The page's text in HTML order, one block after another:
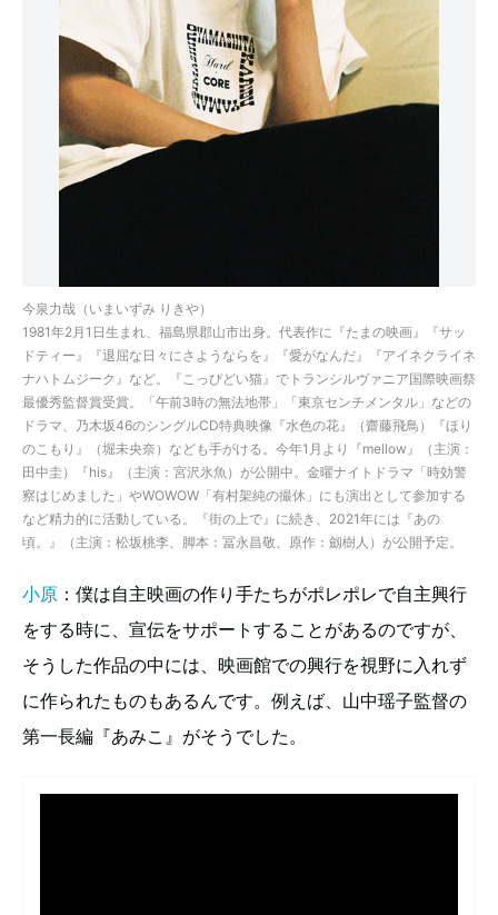
今泉力哉（いまいずみ りきや）
1981年2月1日生まれ、福島県郡山市出身。代表作に『たまの映画』『サッ
ドティー』『退屈な日々にさようならを』『愛がなんだ』『アイネクライネ
ナハトムジーク』など。『こっぴどい猫』でトランシルヴァニア国際映画祭
最優秀監督賞受賞。「午前3時の無法地帯」「東京センチメンタル」などの
ドラマ、乃木坂46のシングルCD特典映像『水色の花』（齋藤飛鳥）『ほり
のこもり』（堀未央奈）なども手がける。今年1月より『mellow』（主演：
田中圭）『his』（主演：宮沢氷魚）が公開中。金曜ナイトドラマ「時効警
察はじめました」やWOWOW「有村架純の撮休」にも演出として参加する
など精力的に活動している。『街の上で』に続き、2021年には『あの
頃。』（主演：松坂桃李、脚本：冨永昌敬、原作：劔樹人）が公開予定。
小原 ：僕は自主映画の作り手たちがポレポレで自主興行
をする時に、宣伝をサポートすることがあるのですが、
そうした作品の中には、映画館での興行を視野に入れず
に作られたものもあるんです。例えば、山中瑶子監督の
第一長編『あみこ』がそうでした。